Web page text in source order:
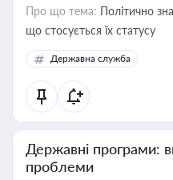
Про що тема: Політично
що стосується їх статусу
Державна служба
Державні програми:
проблеми